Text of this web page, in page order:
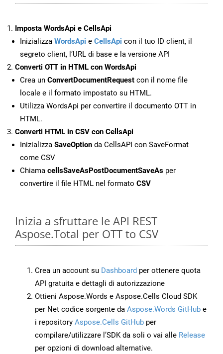
Imposta WordsApi e CellsApi
Inizializza WordsApi e CellsApi con il tuo ID client, il
segreto client, l’URL di base e la versione API
Converti OTT in HTML con WordsApi
Crea un ConvertDocumentRequest con il nome file
locale e il formato impostato su HTML.
Utilizza WordsApi per convertire il documento OTT in
HTML.
Converti HTML in CSV con CellsApi
Inizializza SaveOption da CellsAPI con SaveFormat
come CSV
Chiama cellsSaveAsPostDocumentSaveAs per
convertire il file HTML nel formato CSV
Inizia a sfruttare le API REST
Aspose.Total per OTT to CSV
Crea un account su Dashboard per ottenere quota
API gratuita e dettagli di autorizzazione
Ottieni Aspose.Words e Aspose.Cells Cloud SDK
per Net codice sorgente da Aspose.Words GitHub e
i repository Aspose.Cells GitHub per
compilare/utilizzare l’SDK da soli o vai alle Release
per opzioni di download alternative.